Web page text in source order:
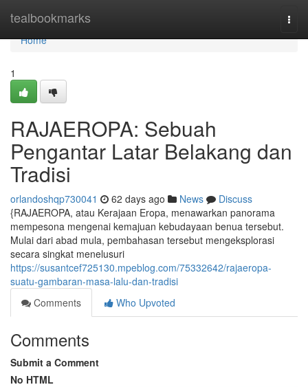
tealbookmarks
Home
Home
1
RAJAEROPA: Sebuah
Pengantar Latar Belakang dan
Tradisi
orlandoshqp730041 62 days ago News
Discuss
{RAJAEROPA, atau Kerajaan Eropa, menawarkan panorama
mempesona mengenai kemajuan kebudayaan benua tersebut.
Mulai dari abad mula, pembahasan tersebut mengeksplorasi
secara singkat menelusuri
https://susantcef725130.mpeblog.com/75332642/rajaeropa-
suatu-gambaran-masa-lalu-dan-tradisi
Comments
Who Upvoted
Comments
Submit a Comment
No HTML